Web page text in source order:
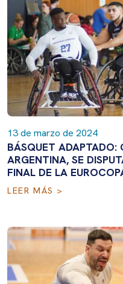
13 de marzo de 2024
BÁSQUET ADAPTADO:
ARGENTINA, SE
FINAL DE LA
LEER MÁS >